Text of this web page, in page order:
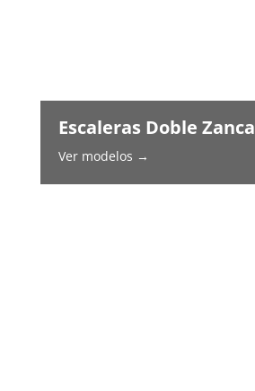
Escaleras Doble Zanca
Ver modelos →